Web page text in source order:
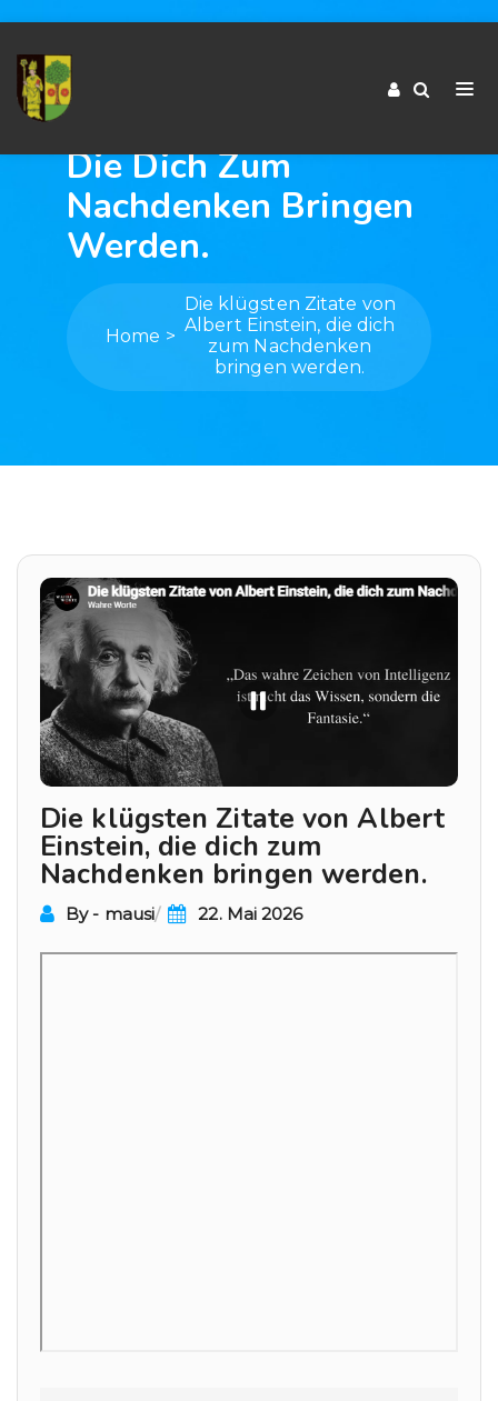
Die Klügsten Zitate
Die Dich Zum
Nachdenken Bringen
Werden.
Home
Die klügsten Zitate von
Albert Einstein, die dich
zum Nachdenken
bringen werden.
Die klügsten Zitate von Albert
Einstein, die dich zum
Nachdenken bringen werden.
By - mausi 22. Mai 2026
Beitragsnavigation